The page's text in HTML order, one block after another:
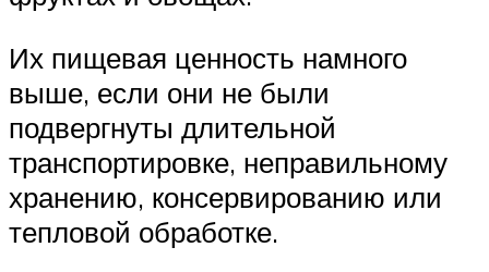
Их пищевая ценность намного
выше, если они не были
подвергнуты длительной
транспортировке, неправильному
хранению, консервированию или
тепловой обработке.